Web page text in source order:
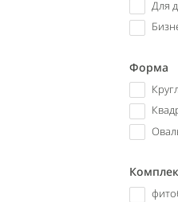
Для
Форма